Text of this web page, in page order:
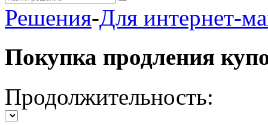
Решения-Для интернет-
Покупка продления
Продолжительность: